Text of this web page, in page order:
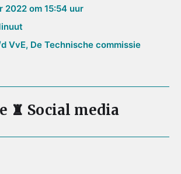
2022 om 15:54 uur
VvE, De Technische commissie
♜ Social media